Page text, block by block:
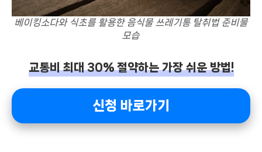
베이킹소다와 식초를 활용한 음식물 쓰레기통 탈취법 준비물
모습
교통비 최대 30% 절약하는 가장 쉬운 방법!
신청 바로가기